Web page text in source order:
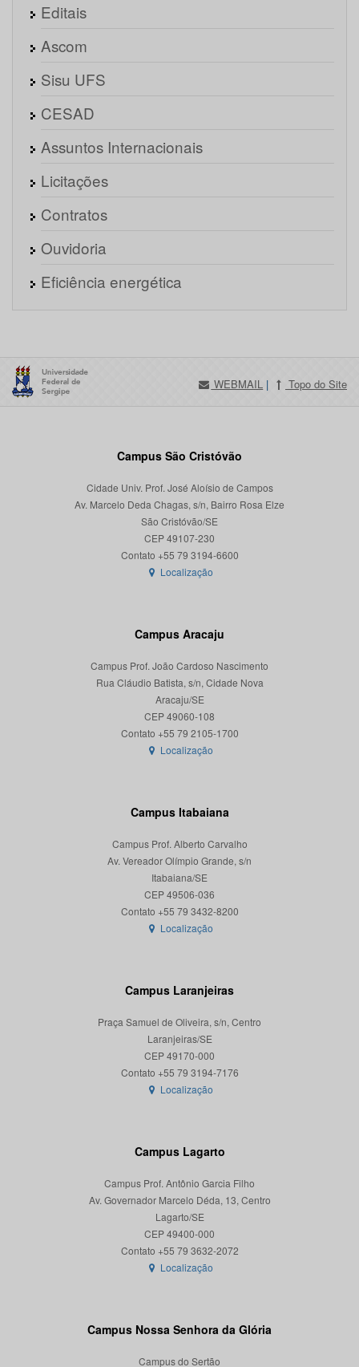
Editais
Ascom
Sisu UFS
CESAD
Assuntos Internacionais
Licitações
Contratos
Ouvidoria
Eficiência energética
WEBMAIL | Topo do Site
Campus São Cristóvão
Cidade Univ. Prof. José Aloísio de Campos
Av. Marcelo Deda Chagas, s/n, Bairro Rosa Elze
São Cristóvão/SE
CEP 49107-230
Localização
Campus Aracaju
Campus Prof. João Cardoso Nascimento
Rua Cláudio Batista, s/n, Cidade Nova
Aracaju/SE
CEP 49060-108
Localização
Campus Itabaiana
Campus Prof. Alberto Carvalho
Av. Vereador Olímpio Grande, s/n
Itabaiana/SE
CEP 49506-036
Localização
Campus Laranjeiras
Praça Samuel de Oliveira, s/n, Centro
Laranjeiras/SE
CEP 49170-000
Localização
Campus Lagarto
Campus Prof. Antônio Garcia Filho
Av. Governador Marcelo Déda, 13, Centro
Lagarto/SE
CEP 49400-000
Localização
Campus Nossa Senhora da Glória
Campus do Sertão